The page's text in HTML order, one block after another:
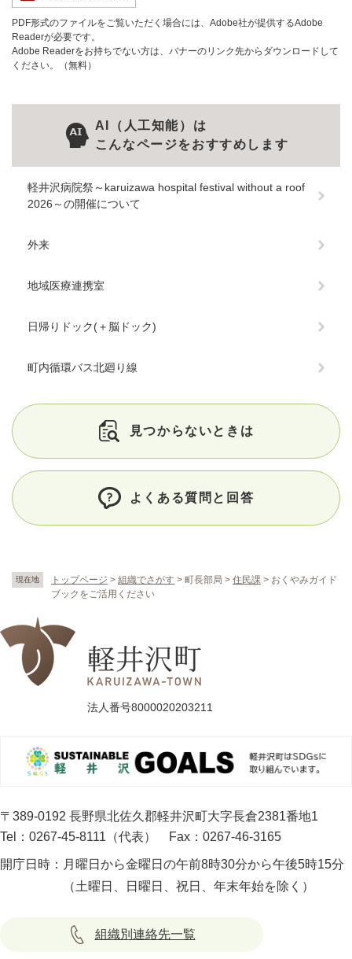
現在地 トップページ > 組織でさがす > 町長部局 > 住民課 > おくやみガイド
ブックをご活用ください
PDF形式のファイルをご覧いただく場合には、Adobe社が提供するAdobe
Readerが必要です。
Adobe Readerをお持ちでない方は、バナーのリンク先からダウンロードして
ください。（無料）
AI（人工知能）は
こんなページをおすすめします
軽井沢病院祭～karuizawa hospital festival without a roof
2026～の開催について
外来
地域医療連携室
日帰りドック(＋脳ドック)
町内循環バス北廻り線
見つからないときは
よくある質問と回答
法人番号8000020203211
〒389-0192 長野県北佐久郡軽井沢町大字長倉2381番地1
Tel：0267-45-8111（代表）
Fax：0267-46-3165
開庁日時： 月曜日から金曜日の午前8時30分から午後5時15分
（土曜日、日曜日、祝日、年末年始を除く）
組織別連絡先一覧